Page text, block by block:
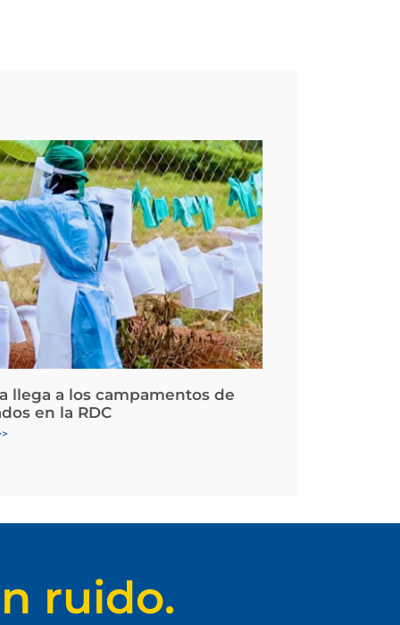
llega a los campamentos de
en la RDC
ruido.